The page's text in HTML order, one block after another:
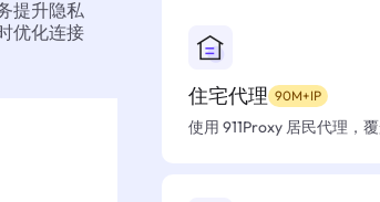
提升隐私
优化连接
住宅代理 90M+IP
使用 911Proxy 居民代理，